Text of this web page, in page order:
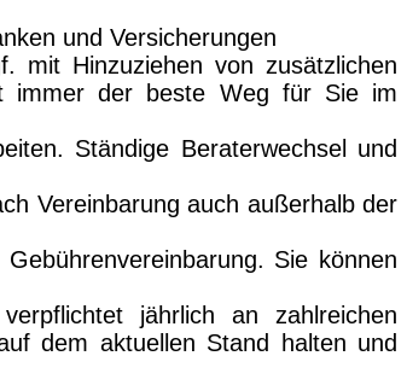
und Versicherungen
mit Hinzuziehen von zusätzlichen
immer der beste Weg für Sie im
Ständige Beraterwechsel und
Vereinbarung auch außerhalb der
Sie können
jährlich an zahlreichen
dem aktuellen Stand halten und